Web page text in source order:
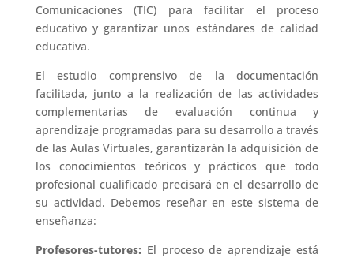
Comunicaciones (TIC) para facilitar el proceso
educativo y garantizar unos estándares de calidad
educativa.
El estudio comprensivo de la documentación
facilitada, junto a la realización de las actividades
complementarias de evaluación continua y
aprendizaje programadas para su desarrollo a través
de las Aulas Virtuales, garantizarán la adquisición de
los conocimientos teóricos y prácticos que todo
profesional cualificado precisará en el desarrollo de
su actividad. Debemos reseñar en este sistema de
enseñanza:
Profesores-tutores: El proceso de aprendizaje está